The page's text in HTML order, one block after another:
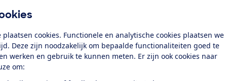
plaatsen cookies. Functionele en analytische cookies plaatsen we
Deze zijn noodzakelijk om bepaalde functionaliteiten goed te
werken en gebruik te kunnen meten. Er zijn ook cookies naar
om:
Word lid
Al lid? Log in